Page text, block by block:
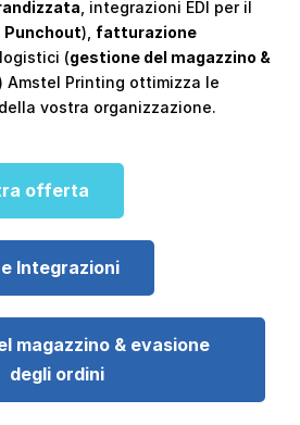
, integrazioni EDI per il
Punchout), fatturazione
(gestione del magazzino &
Amstel Printing ottimizza le
vostra organizzazione.
offerta
Integrazioni
magazzino & evasione
degli ordini